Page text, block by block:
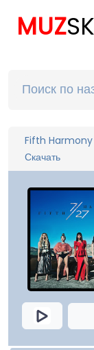
MUZ
Fifth
Скачать